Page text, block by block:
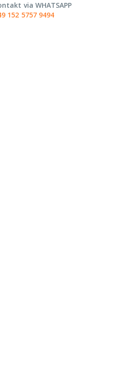
via WHATSAPP
152 5757 9494